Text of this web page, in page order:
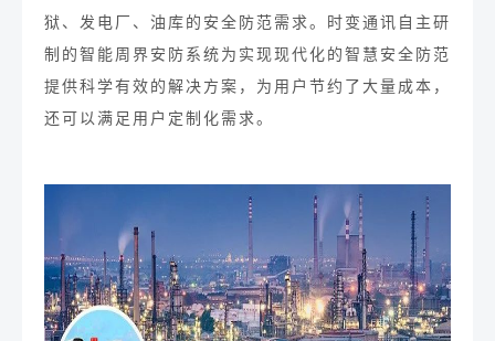
狱、发电厂、油库 的 安全防范 需求。 时变通讯 自主研
制的 智能周界安防系统 为实现现代化的智慧安全防范
提供科学有效的解决方案 ， 为用户节约了大量成本，
还可以满足用户定制化需求。